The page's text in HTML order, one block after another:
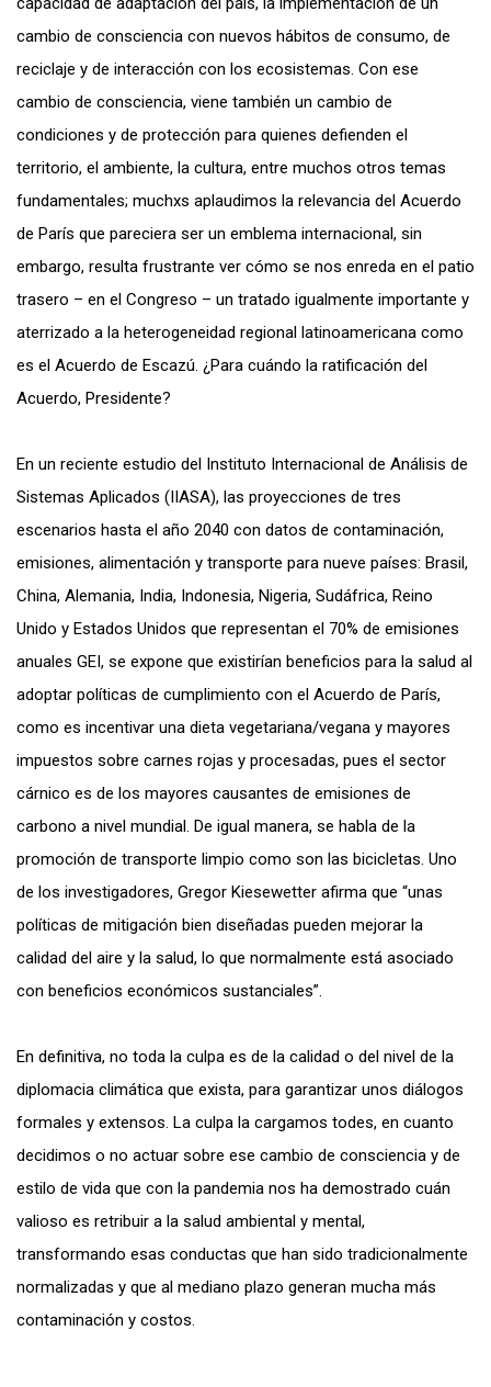
cambio de consciencia con nuevos hábitos de consumo, de
reciclaje y de interacción con los ecosistemas. Con ese
cambio de consciencia, viene también un cambio de
condiciones y de protección para quienes defienden el
territorio, el ambiente, la cultura, entre muchos otros temas
fundamentales; muchxs aplaudimos la relevancia del Acuerdo
de París que pareciera ser un emblema internacional, sin
embargo, resulta frustrante ver cómo se nos enreda en el patio
trasero – en el Congreso – un tratado igualmente importante y
aterrizado a la heterogeneidad regional latinoamericana como
es el Acuerdo de Escazú. ¿Para cuándo la ratificación del
Acuerdo, Presidente?
En un reciente estudio del Instituto Internacional de Análisis de
Sistemas Aplicados (IIASA), las proyecciones de tres
escenarios hasta el año 2040 con datos de contaminación,
emisiones, alimentación y transporte para nueve países: Brasil,
China, Alemania, India, Indonesia, Nigeria, Sudáfrica, Reino
Unido y Estados Unidos que representan el 70% de emisiones
anuales GEI, se expone que existirían beneficios para la salud al
adoptar políticas de cumplimiento con el Acuerdo de París,
como es incentivar una dieta vegetariana/vegana y mayores
impuestos sobre carnes rojas y procesadas, pues el sector
cárnico es de los mayores causantes de emisiones de
carbono a nivel mundial. De igual manera, se habla de la
promoción de transporte limpio como son las bicicletas. Uno
de los investigadores, Gregor Kiesewetter afirma que “unas
políticas de mitigación bien diseñadas pueden mejorar la
calidad del aire y la salud, lo que normalmente está asociado
con beneficios económicos sustanciales”.
En definitiva, no toda la culpa es de la calidad o del nivel de la
diplomacia climática que exista, para garantizar unos diálogos
formales y extensos. La culpa la cargamos todes, en cuanto
decidimos o no actuar sobre ese cambio de consciencia y de
estilo de vida que con la pandemia nos ha demostrado cuán
valioso es retribuir a la salud ambiental y mental,
transformando esas conductas que han sido tradicionalmente
normalizadas y que al mediano plazo generan mucha más
contaminación y costos.